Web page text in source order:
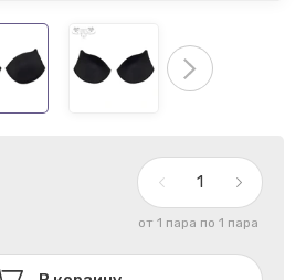
от 1 пара по 1 пара